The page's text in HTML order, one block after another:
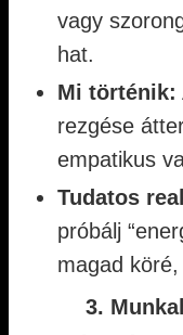
vagy
hat.
Mi történik:
rezgése
empatikus
Tudatos
próbálj
magad
3.